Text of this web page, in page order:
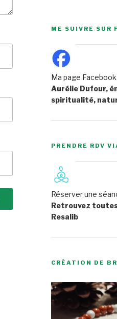
ME SUIVRE SUR
Ma page Facebook
Aurélie Dufour,
spiritualité,
PRENDRE RDV
Réserver une
Retrouvez
Resalib
CRÉATION DE